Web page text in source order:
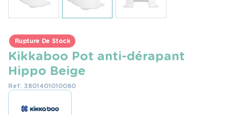
Rupture De Stock
Kikkaboo Pot anti-dérapant
Hippo Beige
Ref: 3801401010080